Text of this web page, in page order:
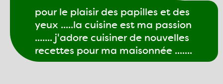
pour le plaisir des papilles et des
yeux .....la cuisine est ma passion
....... j'adore cuisiner de nouvelles
recettes pour ma maisonnée .......